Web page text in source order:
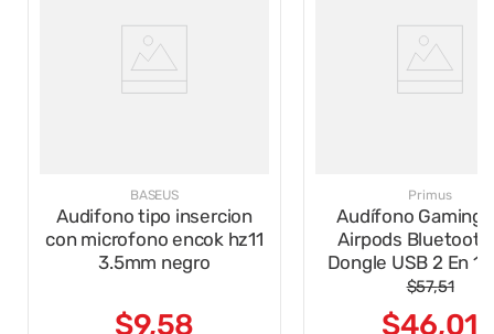
BASEUS
Audifono tipo insercion
con microfono encok hz11
3.5mm negro
$9,58
Primus
Audífono Gaming
Airpods
Dongle USB 2 En 1 PWH-
300BK
$57,51
$46,01